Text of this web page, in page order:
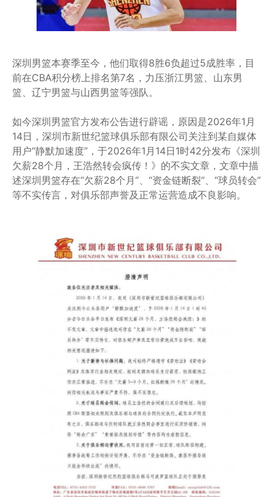
深圳男篮本赛季至今，他们取得8胜6负超过5成胜率，目
前在CBA积分榜上排名第7名，力压浙江男篮、山东男
篮、辽宁男篮与山西男篮等强队。
如今深圳男篮官方发布公告进行辟谣，原因是2026年1月
14日，深圳市新世纪篮球俱乐部有限公司关注到某自媒体
用户“静默加速度”，于2026年1月14日1时42分发布《深圳
欠薪28个月，王浩然转会疯传！》的不实文章，文章中描
述深圳男篮存在“欠薪28个月”、“资金链断裂”、“球员转会”
等不实传言，对俱乐部声誉及正常运营造成不良影响。